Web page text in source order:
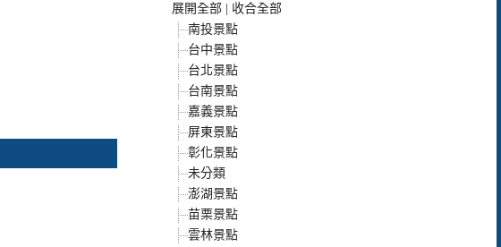
展開全部
收合全部
南投景點
台中景點
台北景點
台南景點
嘉義景點
屏東景點
彰化景點
未分類
澎湖景點
苗栗景點
雲林景點